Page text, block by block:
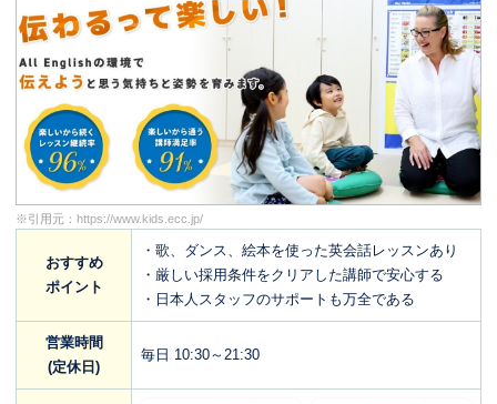
※引用元： https://www.kids.ecc.jp/
おすすめ
ポイント
・歌、ダンス、絵本を使った英会話レッスンあり
・厳しい採用条件をクリアした講師で安心する
・日本人スタッフのサポートも万全である
営業時間
(定休日)
毎日 10:30～21:30